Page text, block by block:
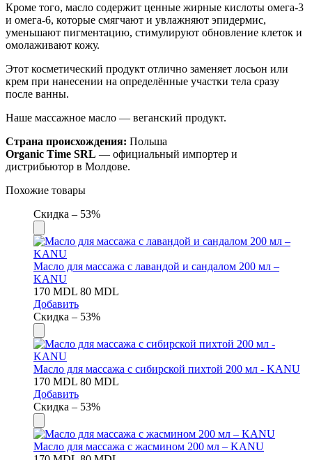
Кроме того, масло содержит ценные жирные кислоты омега-3
и омега-6, которые смягчают и увлажняют эпидермис,
уменьшают пигментацию, стимулируют обновление клеток и
омолаживают кожу.
Этот косметический продукт отлично заменяет лосьон или
крем при нанесении на определённые участки тела сразу
после ванны.
Наше массажное масло — веганский продукт.
Страна происхождения: Польша
Organic Time SRL — официальный импортер и
дистрибьютор в Молдове.
Похожие товары
Скидка – 53%
Масло для массажа с лавандой и сандалом 200 мл –
KANU
170 MDL 80 MDL
Добавить
Скидка – 53%
Масло для массажа с сибирской пихтой 200 мл - KANU
170 MDL 80 MDL
Добавить
Скидка – 53%
Масло для массажа с жасмином 200 мл – KANU